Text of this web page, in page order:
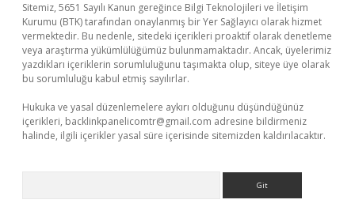
Sitemiz, 5651 Sayılı Kanun gereğince Bilgi Teknolojileri ve İletişim
Kurumu (BTK) tarafından onaylanmış bir Yer Sağlayıcı olarak hizmet
vermektedir. Bu nedenle, sitedeki içerikleri proaktif olarak denetleme
veya araştırma yükümlülüğümüz bulunmamaktadır. Ancak, üyelerimiz
yazdıkları içeriklerin sorumluluğunu taşımakta olup, siteye üye olarak
bu sorumluluğu kabul etmiş sayılırlar.
Hukuka ve yasal düzenlemelere aykırı olduğunu düşündüğünüz
içerikleri, backlinkpanelicomtr@gmail.com adresine bildirmeniz
halinde, ilgili içerikler yasal süre içerisinde sitemizden kaldırılacaktır.